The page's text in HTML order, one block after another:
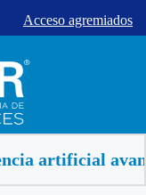
Acceso agremiados
artificial